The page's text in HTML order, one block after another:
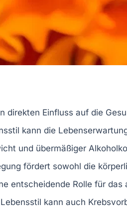
direkten Einfluss auf die
kann die
und übermäßiger
fördert sowohl die
entscheidende Rolle für das
kann auch